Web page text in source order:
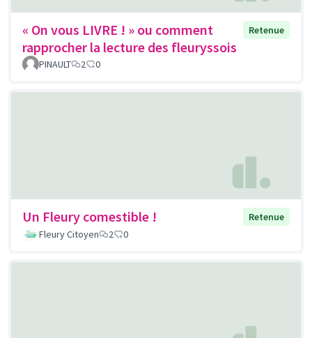
« On vous LIVRE ! » ou comment
rapprocher la lecture des fleuryssois
Retenue
PINAULT 2 0
Un Fleury comestible !
Retenue
Fleury Citoyen
2 0